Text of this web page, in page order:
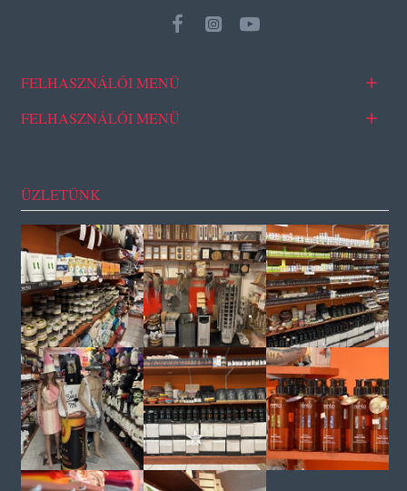
FELHASZNÁLÓI MENÜ
FELHASZNÁLÓI MENÜ
ÜZLETÜNK